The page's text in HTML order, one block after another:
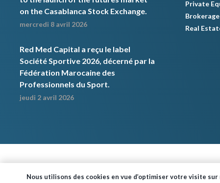
on the Casablanca Stock Exchange.
mercredi 8 avril 2026
Red Med Capital a reçu le label
Société Sportive 2026, décerné par la
Fédération Marocaine des
Professionnels du Sport.
jeudi 2 avril 2026
Private
Real
Nous utilisons des cookies en vue d’optimiser votre visite